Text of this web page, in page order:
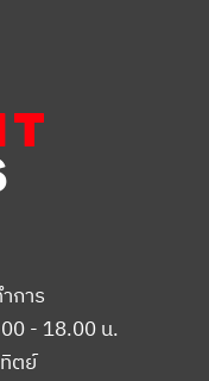
การ
- 18.00 น.
ตย์